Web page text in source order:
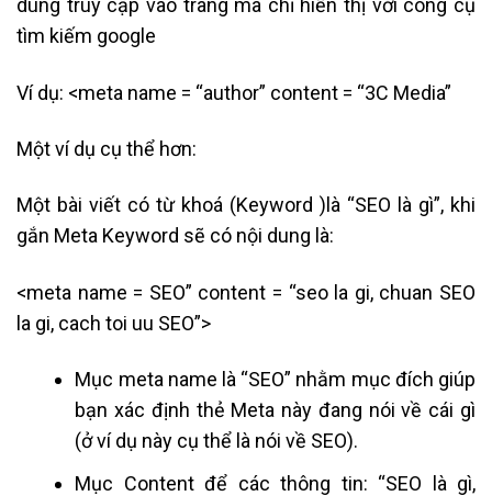
dùng truy cập vào trang mà chỉ hiển thị với công cụ
tìm kiếm google
Ví dụ: <meta name = “author” content = “3C Media”
Một ví dụ cụ thể hơn:
Một bài viết có từ khoá (Keyword )là “SEO là gì”, khi
gắn Meta Keyword sẽ có nội dung là:
<meta name = SEO” content = “seo la gi, chuan SEO
la gi, cach toi uu SEO”>
Mục meta name là “SEO” nhằm mục đích giúp
bạn xác định thẻ Meta này đang nói về cái gì
(ở ví dụ này cụ thể là nói về SEO).
Mục Content để các thông tin: “SEO là gì,